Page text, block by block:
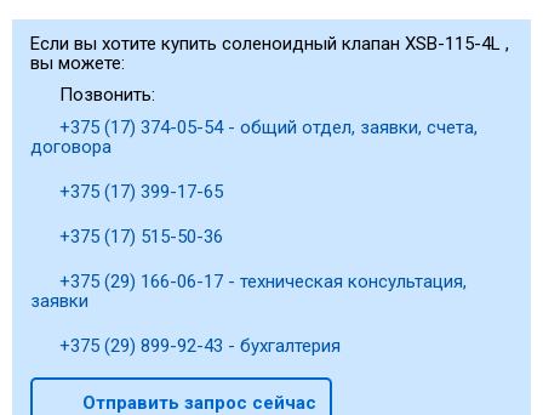
Если вы хотите купить соленоидный клапан XSB-115-4L ,
вы можете:
Позвонить:
+375 (17) 374-05-54 - общий отдел, заявки, счета,
договора
+375 (17) 399-17-65
+375 (17) 515-50-36
+375 (29) 166-06-17 - техническая консультация,
заявки
+375 (29) 899-92-43 - бухгалтерия
Отправить запрос сейчас